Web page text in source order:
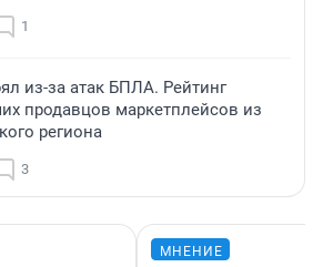
1
из-за атак БПЛА. Рейтинг
продавцов маркетплейсов из
региона
3
МНЕНИЕ